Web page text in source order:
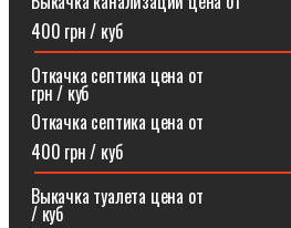
400 грн / куб
Откачка септика цена
грн / куб
Откачка септика цена от
400 грн / куб
Выкачка туалета цена
/ куб